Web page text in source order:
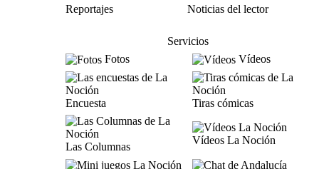
Reportajes
Noticias del lector
Servicios
Fotos
Vídeos
Encuesta Tiras cómicas
Las Columnas
Vídeos La Noción